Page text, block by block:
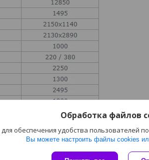
Обработка файлов
обеспечения удобства пользователей
Вы можете настроить файлы cookies